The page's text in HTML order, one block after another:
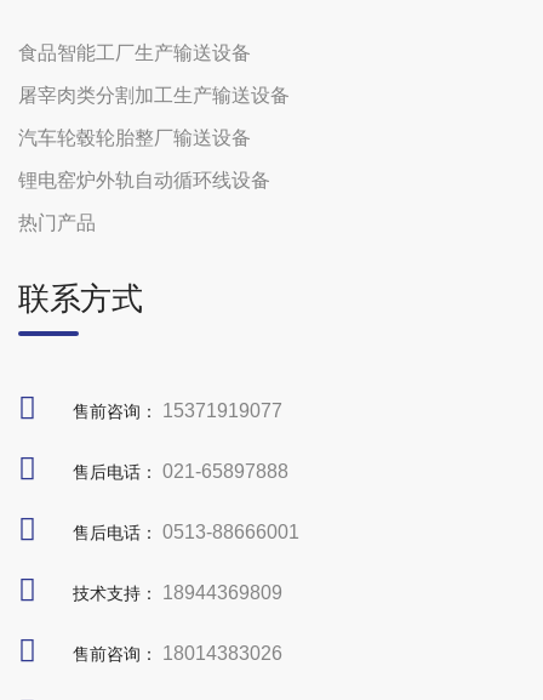
食品智能工厂生产输送设备
屠宰肉类分割加工生产输送设备
汽车轮毂轮胎整厂输送设备
锂电窑炉外轨自动循环线设备
热门产品
联系方式
售前咨询： 15371919077
售后电话： 021-65897888
售后电话： 0513-88666001
技术支持： 18944369809
售前咨询： 18014383026